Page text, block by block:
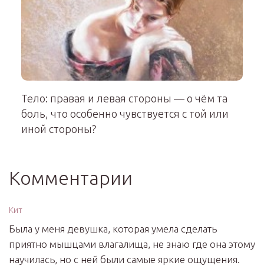
Тело: правая и левая стороны — о чём та
боль, что особенно чувствуется с той или
иной стороны?
Комментарии
Кит
Была у меня девушка, которая умела сделать
приятно мышцами влагалища, не знаю где она этому
научилась, но с ней были самые яркие ощущения.